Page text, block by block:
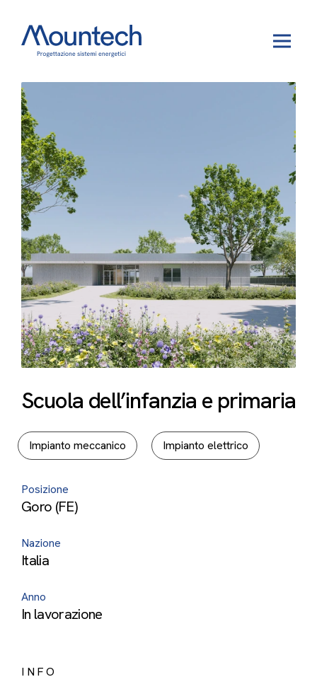
Scuola dell’infanzia e primaria
Impianto meccanico Impianto elettrico
Posizione
Goro (FE)
Nazione
Italia
Anno
In lavorazione
INFO